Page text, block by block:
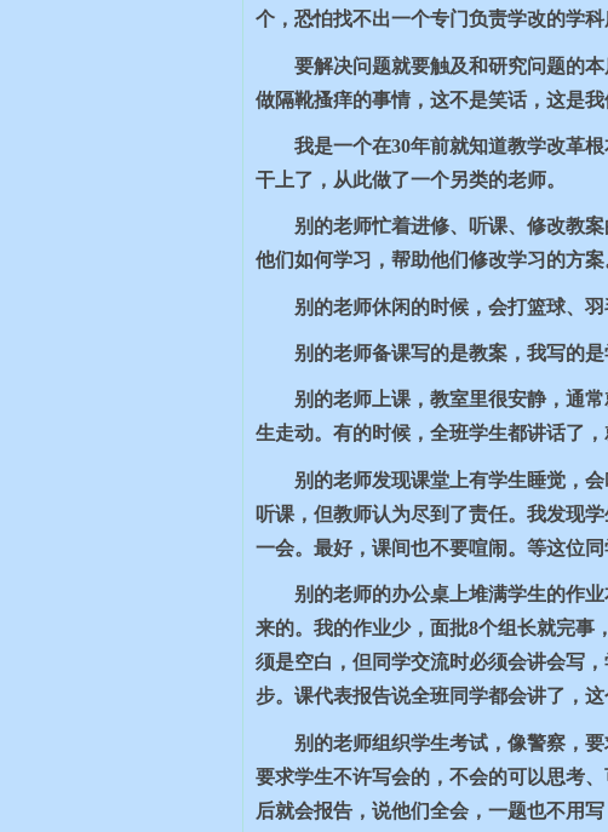
个，恐怕找不出一个专门负责学改的学科
要解决问题就要触及和研究问题的
做隔靴搔痒的事情，这不是笑话，这是
我是一个在30年前就知道教学改革
干上了，从此做了一个另类的老师。
别的老师忙着进修、听课、修改教
他们如何学习，帮助他们修改学习的方案
别的老师休闲的时候，会打篮球、
别的老师备课写的是教案，我写的
别的老师上课，教室里很安静，通
生走动。有的时候，全班学生都讲话了，
别的老师发现课堂上有学生睡觉，
听课，但教师认为尽到了责任。我发现
一会。最好，课间也不要喧闹。等这位
别的老师的办公桌上堆满学生的作
来的。我的作业少，面批8个组长就完事
须是空白，但同学交流时必须会讲会写
步。课代表报告说全班同学都会讲了，这
别的老师组织学生考试，像警察，
要求学生不许写会的，不会的可以思考
后就会报告，说他们全会，一题也不用